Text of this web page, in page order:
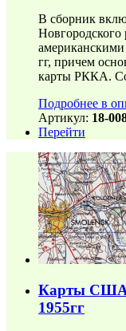
В сборник
гг, причем
карты РККА.
Подробнее в
Артикул: 18-
Перейти
Карты США
1955гг